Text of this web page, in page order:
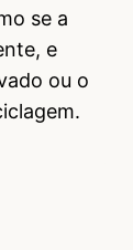
se a
e
ou o